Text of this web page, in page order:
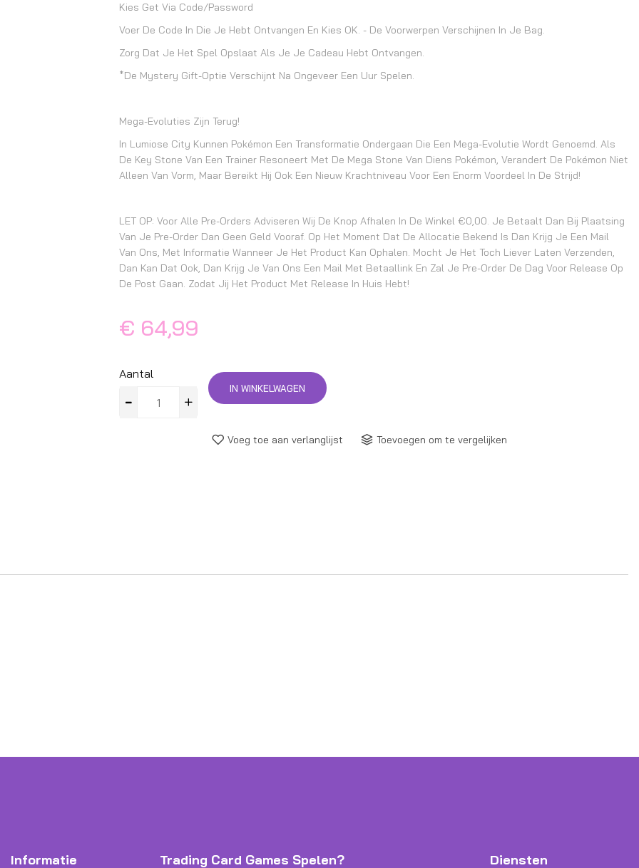
Kies Get Via Code/Password
Voer De Code In Die Je Hebt Ontvangen En Kies OK. - De Voorwerpen Verschijnen In Je Bag.
Zorg Dat Je Het Spel Opslaat Als Je Je Cadeau Hebt Ontvangen.
*De Mystery Gift-Optie Verschijnt Na Ongeveer Een Uur Spelen.
Mega-Evoluties Zijn Terug!
In Lumiose City Kunnen Pokémon Een Transformatie Ondergaan Die Een Mega-Evolutie Wordt Genoemd. Als
De Key Stone Van Een Trainer Resoneert Met De Mega Stone Van Diens Pokémon, Verandert De Pokémon Niet
Alleen Van Vorm, Maar Bereikt Hij Ook Een Nieuw Krachtniveau Voor Een Enorm Voordeel In De Strijd!
LET OP: Voor Alle Pre-Orders Adviseren Wij De Knop Afhalen In De Winkel €0,00. Je Betaalt Dan Bij Plaatsing
Van Je Pre-Order Dan Geen Geld Vooraf. Op Het Moment Dat De Allocatie Bekend Is Dan Krijg Je Een Mail
Van Ons, Met Informatie Wanneer Je Het Product Kan Ophalen. Mocht Je Het Toch Liever Laten Verzenden,
Dan Kan Dat Ook, Dan Krijg Je Van Ons Een Mail Met Betaallink En Zal Je Pre-Order De Dag Voor Release Op
De Post Gaan. Zodat Jij Het Product Met Release In Huis Hebt!
€ 64,99
Aantal
IN WINKELWAGEN
Voeg toe aan verlanglijst Toevoegen om te vergelijken
Informatie Trading Card Games Spelen? Diensten